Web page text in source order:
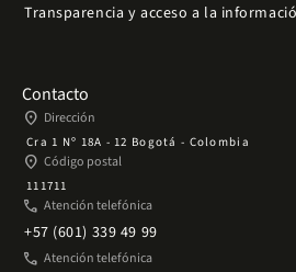
Transparencia y acceso a la
Contacto
place Dirección
Cra 1 Nº 18A - 12 Bogotá - Colombia
place Código postal
111711
phone Atención telefónica
+57 (601) 339 49 99
phone Atención telefónica